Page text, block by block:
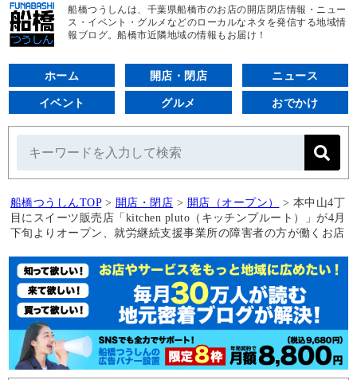
船橋つうしんは、千葉県船橋市のお店の開店閉店情報・ニュー
ス・イベント・グルメなどのローカルなネタを発信する地域情
報ブログ。船橋市近隣地域の情報もお届け！
ホーム 開店・閉店 ニュース
イベント グルメ おでかけ
船橋つうしんTOP > 開店・閉店 > 開店（オープン） > 本中山4丁
目にスイーツ販売店「kitchen pluto（キッチンプルート）」が4月
下旬よりオープン、就労継続支援事業所の障害者の方が働くお店